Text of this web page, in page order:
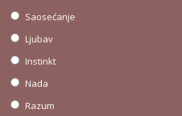
Saosećanje
Ljubav
Instinkt
Nada
Razum